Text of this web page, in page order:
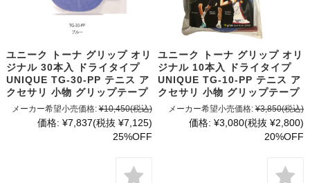
ユニーク トーナ グリップ オリ
ジナル 30本入 ドライタイプ
UNIQUE TG-30-PP テニス ア
クセサリ 小物 グリップテープ
メーカー希望小売価格: ¥10,450(税込)
価格: ¥7,837(税抜 ¥7,125)
25%OFF
ユニーク トーナ グリップ オリ
ジナル 10本入 ドライタイプ
UNIQUE TG-10-PP テニス ア
クセサリ 小物 グリップテープ
メーカー希望小売価格: ¥3,850(税込)
価格: ¥3,080(税抜 ¥2,800)
20%OFF